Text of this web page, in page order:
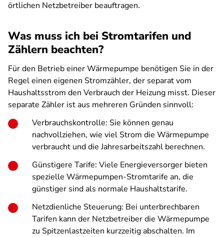
örtlichen Netzbetreiber beauftragen.
Was muss ich bei Stromtarifen und
Zählern beachten?
Für den Betrieb einer Wärmepumpe benötigen Sie in der
Regel einen eigenen Stromzähler, der separat vom
Haushaltsstrom den Verbrauch der Heizung misst. Dieser
separate Zähler ist aus mehreren Gründen sinnvoll:
Verbrauchskontrolle: Sie können genau
nachvollziehen, wie viel Strom die Wärmepumpe
verbraucht und die Jahresarbeitszahl berechnen.
Günstigere Tarife: Viele Energieversorger bieten
spezielle Wärmepumpen-Stromtarife an, die
günstiger sind als normale Haushaltstarife.
Netzdienliche Steuerung: Bei unterbrechbaren
Tarifen kann der Netzbetreiber die Wärmepumpe
zu Spitzenlastzeiten kurzzeitig abschalten. Im